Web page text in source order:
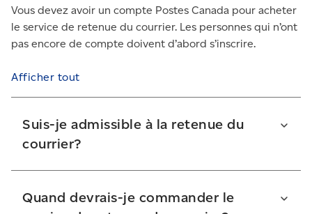
Vous devez avoir un compte Postes Canada pour acheter
le service de retenue du courrier. Les personnes qui n’ont
pas encore de compte doivent d’abord s’inscrire.
Afficher tout
Suis-je admissible à la retenue du
courrier?
Quand devrais-je commander le